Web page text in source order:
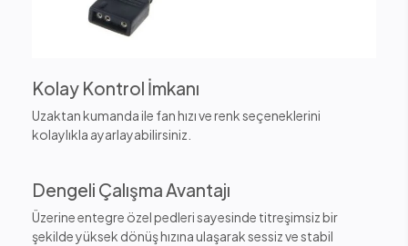
Kolay Kontrol İmkanı
Uzaktan kumanda ile fan hızı ve renk seçeneklerini
kolaylıkla ayarlayabilirsiniz.
Dengeli Çalışma Avantajı
Üzerine entegre özel pedleri sayesinde titreşimsiz bir
şekilde yüksek dönüş hızına ulaşarak sessiz ve stabil